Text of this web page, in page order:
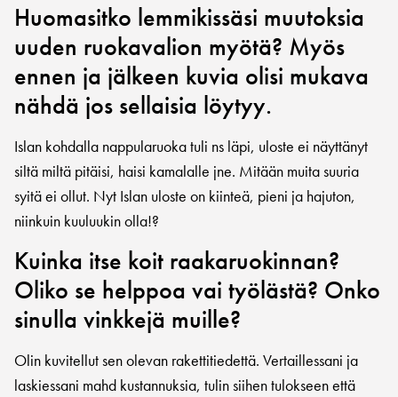
Huomasitko lemmikissäsi muutoksia
uuden ruokavalion myötä? Myös
ennen ja jälkeen kuvia olisi mukava
nähdä jos sellaisia löytyy.
Islan kohdalla nappularuoka tuli ns läpi, uloste ei näyttänyt
siltä miltä pitäisi, haisi kamalalle jne. Mitään muita suuria
syitä ei ollut. Nyt Islan uloste on kiinteä, pieni ja hajuton,
niinkuin kuuluukin olla!?
Kuinka itse koit raakaruokinnan?
Oliko se helppoa vai työlästä? Onko
sinulla vinkkejä muille?
Olin kuvitellut sen olevan rakettitiedettä. Vertaillessani ja
laskiessani mahd kustannuksia, tulin siihen tulokseen että